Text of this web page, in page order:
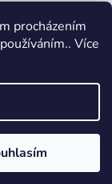
procházením
Více
vyhrazena.